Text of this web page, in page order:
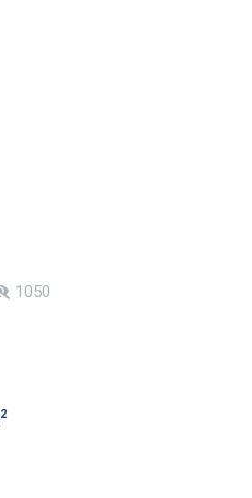
1050
2